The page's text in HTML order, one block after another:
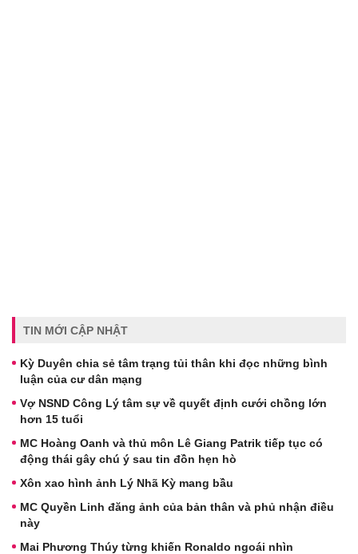
TIN MỚI CẬP NHẬT
Kỳ Duyên chia sẻ tâm trạng tủi thân khi đọc những bình
luận của cư dân mạng
Vợ NSND Công Lý tâm sự về quyết định cưới chồng lớn
hơn 15 tuổi
MC Hoàng Oanh và thủ môn Lê Giang Patrik tiếp tục có
động thái gây chú ý sau tin đồn hẹn hò
Xôn xao hình ảnh Lý Nhã Kỳ mang bầu
MC Quyền Linh đăng ảnh của bản thân và phủ nhận điều
này
Mai Phương Thúy từng khiến Ronaldo ngoái nhìn